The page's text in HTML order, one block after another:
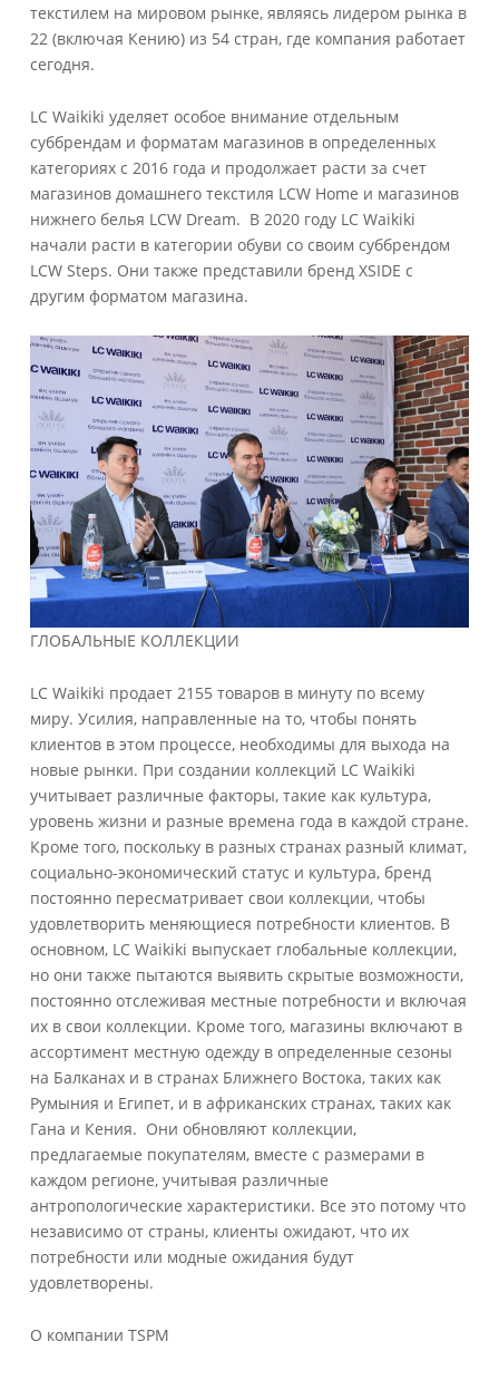
текстилем на мировом рынке, являясь лидером рынка в
22 (включая Кению) из 54 стран, где компания работает
сегодня.
LC Waikiki уделяет особое внимание отдельным
суббрендам и форматам магазинов в определенных
категориях с 2016 года и продолжает расти за счет
магазинов домашнего текстиля LCW Home и магазинов
нижнего белья LCW Dream. В 2020 году LC Waikiki
начали расти в категории обуви со своим суббрендом
LCW Steps. Они также представили бренд XSIDE с
другим форматом магазина.
ГЛОБАЛЬНЫЕ КОЛЛЕКЦИИ
LC Waikiki продает 2155 товаров в минуту по всему
миру. Усилия, направленные на то, чтобы понять
клиентов в этом процессе, необходимы для выхода на
новые рынки. При создании коллекций LC Waikiki
учитывает различные факторы, такие как культура,
уровень жизни и разные времена года в каждой стране.
Кроме того, поскольку в разных странах разный климат,
социально-экономический статус и культура, бренд
постоянно пересматривает свои коллекции, чтобы
удовлетворить меняющиеся потребности клиентов. В
основном, LC Waikiki выпускает глобальные коллекции,
но они также пытаются выявить скрытые возможности,
постоянно отслеживая местные потребности и включая
их в свои коллекции. Кроме того, магазины включают в
ассортимент местную одежду в определенные сезоны
на Балканах и в странах Ближнего Востока, таких как
Румыния и Египет, и в африканских странах, таких как
Гана и Кения. Они обновляют коллекции,
предлагаемые покупателям, вместе с размерами в
каждом регионе, учитывая различные
антропологические характеристики. Все это потому что
независимо от страны, клиенты ожидают, что их
потребности или модные ожидания будут
удовлетворены.
О компании TSPM